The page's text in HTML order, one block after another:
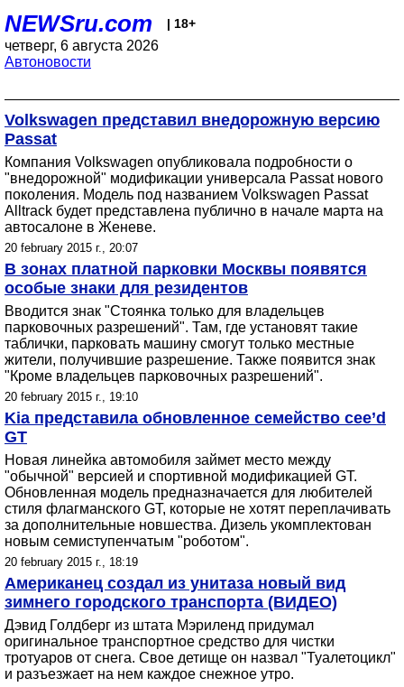
NEWSru.com | 18+
четверг, 6 августа 2026
Автоновости
Volkswagen представил внедорожную версию
Passat
Компания Volkswagen опубликовала подробности о
"внедорожной" модификации универсала Passat нового
поколения. Модель под названием Volkswagen Passat
Alltrack будет представлена публично в начале марта на
автосалоне в Женеве.
20 february 2015 г., 20:07
В зонах платной парковки Москвы появятся
особые знаки для резидентов
Вводится знак "Стоянка только для владельцев
парковочных разрешений". Там, где установят такие
таблички, парковать машину смогут только местные
жители, получившие разрешение. Также появится знак
"Кроме владельцев парковочных разрешений".
20 february 2015 г., 19:10
Kia представила обновленное семейство сee’d
GT
Новая линейка автомобиля займет место между
"обычной" версией и спортивной модификацией GT.
Обновленная модель предназначается для любителей
стиля флагманского GT, которые не хотят переплачивать
за дополнительные новшества. Дизель укомплектован
новым семиступенчатым "роботом".
20 february 2015 г., 18:19
Американец создал из унитаза новый вид
зимнего городского транспорта (ВИДЕО)
Дэвид Голдберг из штата Мэриленд придумал
оригинальное транспортное средство для чистки
тротуаров от снега. Свое детище он назвал "Туалетоцикл"
и разъезжает на нем каждое снежное утро.